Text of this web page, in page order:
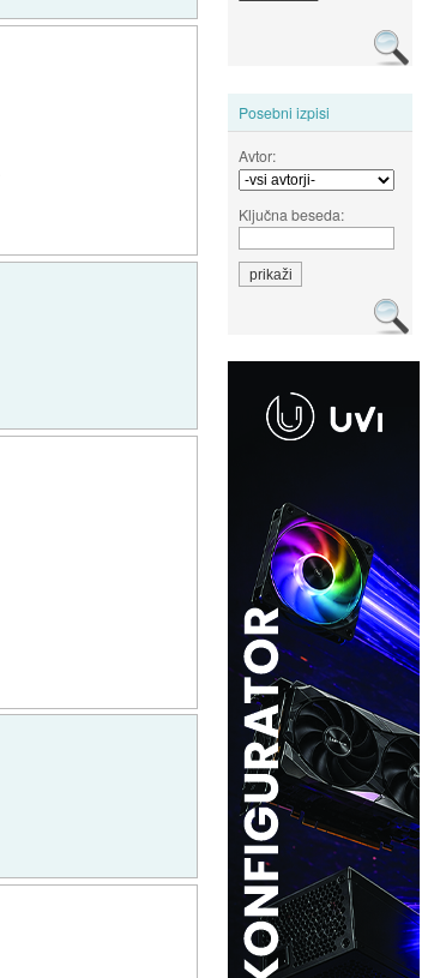
Posebni izpisi
Avtor:
Ključna beseda: